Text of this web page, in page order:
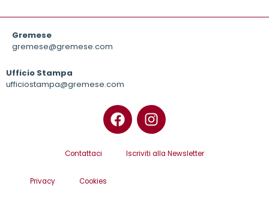
Gremese
gremese@gremese.com
Ufficio Stampa
ufficiostampa@gremese.com
Contattaci Iscriviti alla Newsletter
Privacy Cookies